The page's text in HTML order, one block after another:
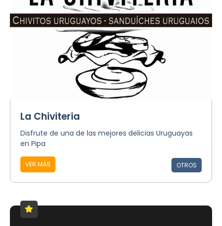
La Chiviteria
Disfrute de una de las mejores delicias Uruguayas
en Pipa
VER MÁS OTROS